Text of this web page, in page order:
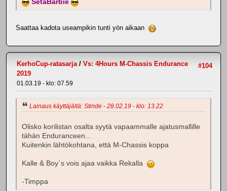
SetäBarbie
Saattaa kadota useampikin tunti yön aikaan
#104
KerhoCup-ratasarja/ Vs: 4Hours M-Chassis Endurance
2019
01.03.19 - klo: 07.59
Lainaus käyttäjältä: Stinde - 28.02.19 - klo: 13.22
Olisko korilistan osalta syytä vapaammalle ajatusmallille
tähän Enduranceen...
Kuitenkin lähtökohtana, että M-Chassis koppa
Kalle & Boy`s vois ajaa vaikka Rekalla
-Timppa